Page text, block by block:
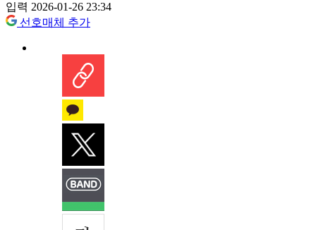
입력 2026-01-26 23:34
선호매체 추가